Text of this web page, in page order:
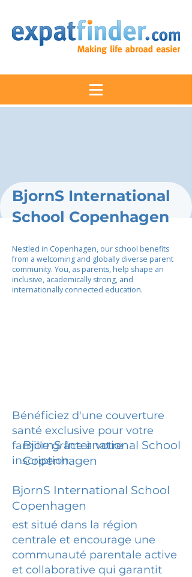
BjornS International
School Copenhagen
Nestled in Copenhagen, our school benefits
from a welcoming and globally diverse parent
community. You, as parents, help shape an
inclusive, academically strong, and
internationally connected education.
Bénéficiez d'une couverture
santé exclusive pour votre
famille grâce à votre
inscription.
BjornS International School
Copenhagen
BjornS International School
Copenhagen
est situé dans la région
centrale et encourage une
communauté parentale active
et collaborative qui garantit